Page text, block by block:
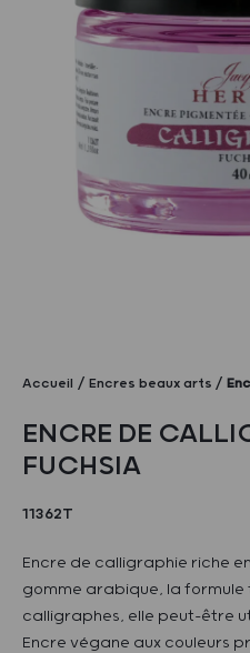
Accueil Encres beaux arts
ENCRE DE
FUCHSIA
11362T
Encre de calligraphie riche
gomme arabique, la formule
calligraphes, elle peut-être
Encre végane aux couleurs